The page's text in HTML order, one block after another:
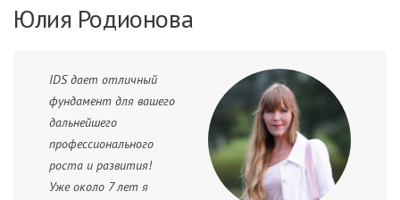
Юлия Родионова
IDS дает отличный
фундамент для вашего
дальнейшего
профессионального
роста и развития!
Уже около 7 лет я